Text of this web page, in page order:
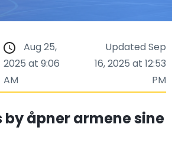
Aug 25,
2025 at 9:06
AM
Updated Sep
16, 2025 at 12:53
PM
by åpner armene sine